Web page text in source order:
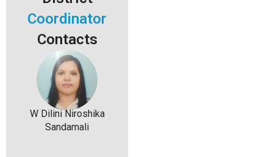
Coordinator
Contacts
W Dilini Niroshika
Sandamali